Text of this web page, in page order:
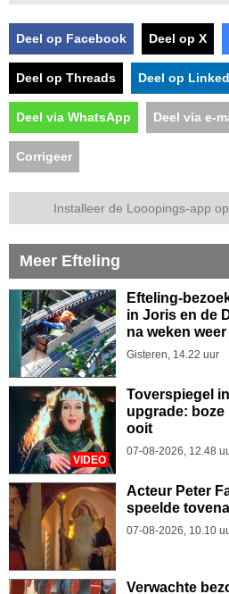
Deel op Facebook Deel op X
Deel op Threads Deel op
Deel via WhatsApp Deel via e-
Corrigeer
Installeer de Looopings-app
Meer Efteling
Efteling-
in Joris en de
na weken
Gisteren, 14.22 uur
VIDEO
Toverspiegel
upgrade:
ooit
07-08-2026, 12.48
Acteur Peter
speelde
07-08-2026, 10.10
Verwachte